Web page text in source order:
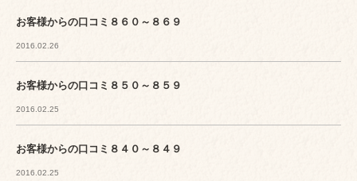
お客様からの口コミ８６０～８６９
2016.02.26
お客様からの口コミ８５０～８５９
2016.02.25
お客様からの口コミ８４０～８４９
2016.02.25